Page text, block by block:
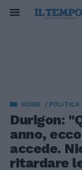
HOME POLITICA
Durigon:
anno,
accede.
ritardare